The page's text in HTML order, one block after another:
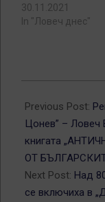
30.11.2021
In "Ловеч днес"
09-
13
Previous Post:
Цонев” –
книгата
ОТ
Next Post: Над
се включиха в